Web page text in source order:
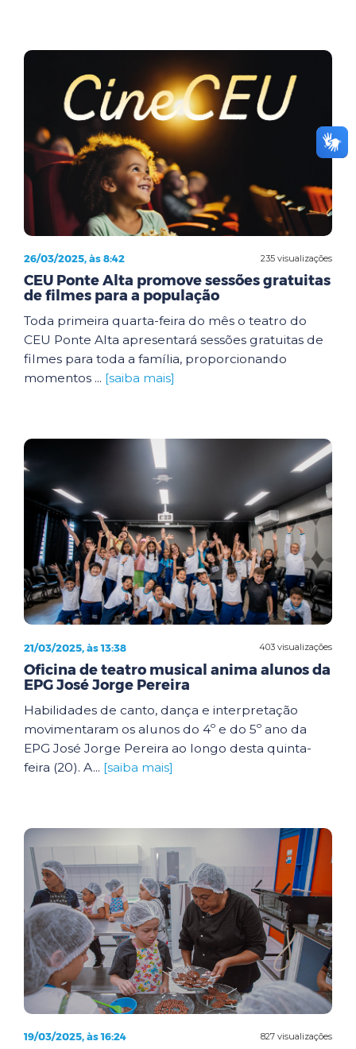
235 visualizações
26/03/2025, às 8:42
CEU Ponte Alta promove sessões gratuitas
de filmes para a população
Toda primeira quarta-feira do mês o teatro do
CEU Ponte Alta apresentará sessões gratuitas de
filmes para toda a família, proporcionando
momentos ... [saiba mais]
403 visualizações
21/03/2025, às 13:38
Oficina de teatro musical anima alunos da
EPG José Jorge Pereira
Habilidades de canto, dança e interpretação
movimentaram os alunos do 4º e do 5º ano da
EPG José Jorge Pereira ao longo desta quinta-
feira (20). A... [saiba mais]
827 visualizações
19/03/2025, às 16:24